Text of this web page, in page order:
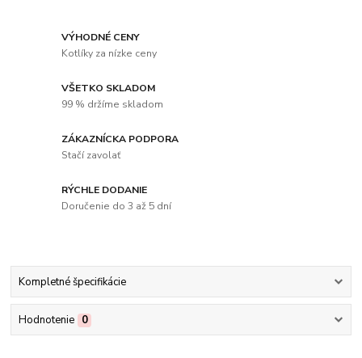
VÝHODNÉ CENY
Kotlíky za nízke ceny
VŠETKO SKLADOM
99 % držíme skladom
ZÁKAZNÍCKA PODPORA
Stačí zavolať
RÝCHLE DODANIE
Doručenie do 3 až 5 dní
Kompletné špecifikácie
Hodnotenie 0